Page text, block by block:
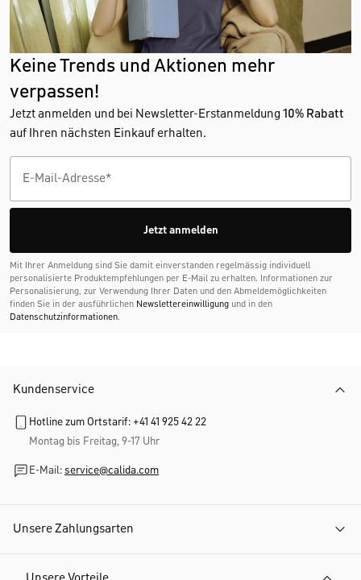
Keine Trends und Aktionen mehr
verpassen!
Jetzt anmelden und bei Newsletter-Erstanmeldung 10% Rabatt
auf Ihren nächsten Einkauf erhalten.
Jetzt anmelden
Mit Ihrer Anmeldung sind Sie damit einverstanden regelmässig individuell
personalisierte Produktempfehlungen per E-Mail zu erhalten. Informationen zur
Personalisierung, zur Verwendung Ihrer Daten und den Abmelde­möglichkeiten
finden Sie in der ausführlichen Newslettereinwilligung und in den
Datenschutzinformationen.
Kundenservice
Hotline zum Ortstarif: +41 41 925 42 22
Montag bis Freitag, 9-17 Uhr
E-Mail: service@calida.com
Unsere Zahlungsarten